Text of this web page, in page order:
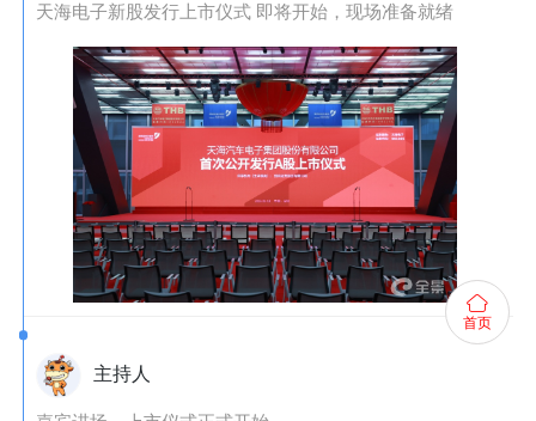
天海电子新股发行上市仪式 即将开始，现场准备就绪
主持人
首页